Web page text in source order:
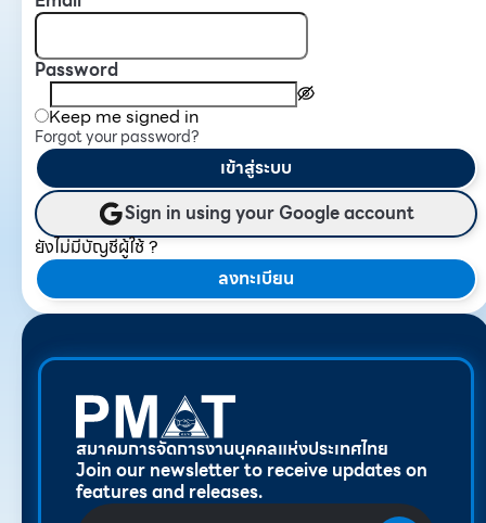
Password
Keep me signed in
Forgot your password?
เข้าสู่ระบบ
Sign in using your Google account
ยังไม่มีบัญชีผู้ใช้ ?
ลงทะเบียน
สมาคมการจัดการงานบุคคลแห่งประเทศไทย
Join our newsletter to receive updates on
features and releases.